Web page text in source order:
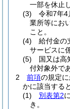
一部を休止
(3)
令和7年4
業所等にお
こと。
(4)
給付金の
サービスに
(5)
国又は高
付対象外で
2
前項の規定
かに該当する
(1)
別表第2
き。